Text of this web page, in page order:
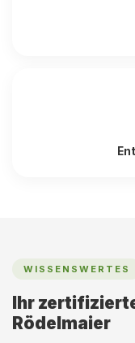
WISSENSWERTES
Ihr
Rödelmaier